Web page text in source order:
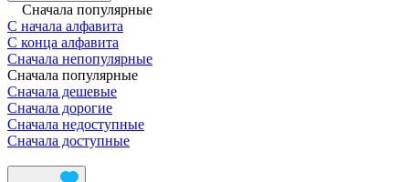
Сначала популярные
С начала алфавита
С конца алфавита
Сначала непопулярные
Сначала популярные
Сначала дешевые
Сначала дорогие
Сначала недоступные
Сначала доступные